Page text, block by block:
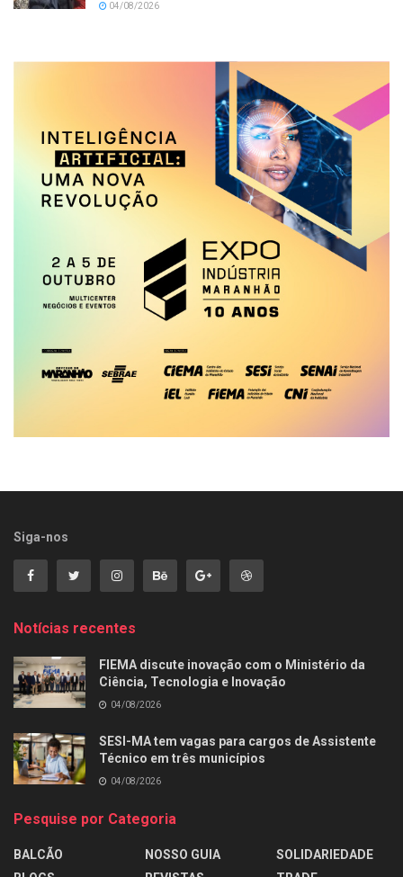
04/08/2026
Siga-nos
Notícias recentes
FIEMA discute inovação com o Ministério da
Ciência, Tecnologia e Inovação
04/08/2026
SESI-MA tem vagas para cargos de Assistente
Técnico em três municípios
04/08/2026
Pesquise por Categoria
BALCÃO
NOSSO GUIA
SOLIDARIEDADE